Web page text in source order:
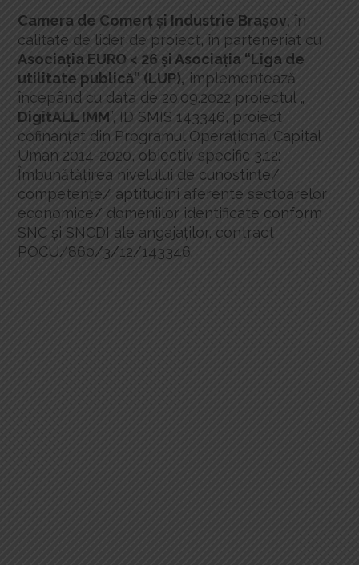
Camera de Comerț și Industrie Brașov, în
calitate de lider de proiect, în parteneriat cu
Asociația EURO < 26 și Asociația “Liga de
utilitate publică” (LUP), implementează
începând cu data de 20.09.2022 proiectul „
DigitALL IMM”, ID SMIS 143346, proiect
cofinanțat din Programul Operațional Capital
Uman 2014-2020, obiectiv specific 3.12:
Îmbunătățirea nivelului de cunoștințe/
competențe/ aptitudini aferente sectoarelor
economice/ domeniilor identificate conform
SNC și SNCDI ale angajaților, contract
POCU/860/3/12/143346.